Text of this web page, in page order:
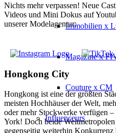
Immobilien x
Magazine x
Couture x CM
Influenceurs
Nichts mehr verpassen! Neue
Videos und Mini Dokus auf
unserer Modelagentur:
Hongkong City
Hongkong ist eine der größten
meisten Hochhäuser der Welt,
oder mehr Stockwerke verfügen
York! Doch beide
gegenseitig weiterhin